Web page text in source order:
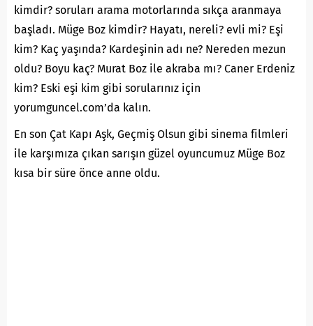
kimdir? soruları arama motorlarında sıkça aranmaya
başladı. Müge Boz kimdir? Hayatı, nereli? evli mi? Eşi
kim? Kaç yaşında? Kardeşinin adı ne? Nereden mezun
oldu? Boyu kaç? Murat Boz ile akraba mı? Caner Erdeniz
kim? Eski eşi kim gibi sorularınız için
yorumguncel.com’da kalın.
En son Çat Kapı Aşk, Geçmiş Olsun gibi sinema filmleri
ile karşımıza çıkan sarışın güzel oyuncumuz Müge Boz
kısa bir süre önce anne oldu.